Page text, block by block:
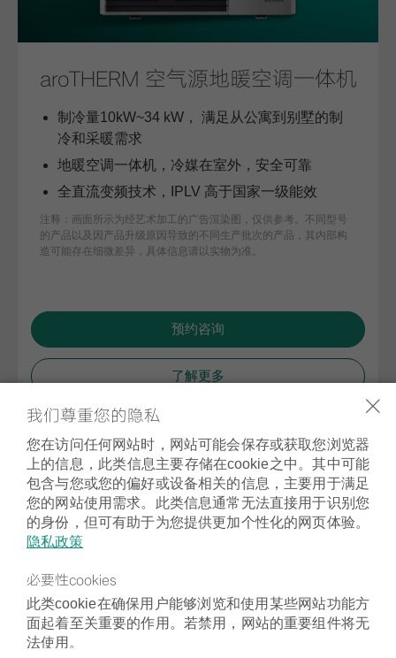
aroTHERM 空气源地暖空调一体机
制冷量10kW~34 kW， 满足从公寓到别墅的制
冷和采暖需求
地暖空调一体机，冷媒在室外，安全可靠
全直流变频技术，IPLV 高于国家一级能效
注释：画面所示为经艺术加工的广告渲染图，仅供参考。不同型号
的产品以及因产品升级原因导致的不同生产批次的产品，其内部构
造可能存在细微差异，具体信息请以实物为准。
预约咨询
了解更多
电话：400-700-1890 | 电邮：info@vaillant.com.cn | ©2026威能（中国）
供热制冷环境技术有限公司
联系我们
隐私政策
检举报告系统
我们尊重您的隐私
您在访问任何网站时，网站可能会保存或获取您浏览器
上的信息，此类信息主要存储在cookie之中。其中可能
包含与您或您的偏好或设备相关的信息，主要用于满足
您的网站使用需求。此类信息通常无法直接用于识别您
的身份，但可有助于为您提供更加个性化的网页体验。
隐私政策
必要性cookies
此类cookie在确保用户能够浏览和使用某些网站功能方
面起着至关重要的作用。若禁用，网站的重要组件将无
法使用。